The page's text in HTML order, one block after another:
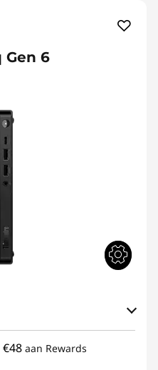
Gen 6
-€ 450,11
€48 aan Rewards